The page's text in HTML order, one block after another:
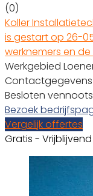
(0)
Koller
is gestart op 26-
werknemers en
Werkgebied
Contactgegevens
Besloten
Bezoek
Vergelijk offertes
Gratis - Vrijblijvend